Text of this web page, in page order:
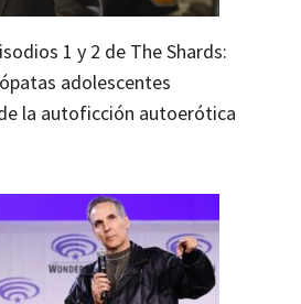
1 y 2 de The Shards:
adolescentes
la autoficción autoerótica